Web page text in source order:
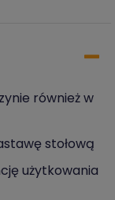
również w
stołową
użytkowania